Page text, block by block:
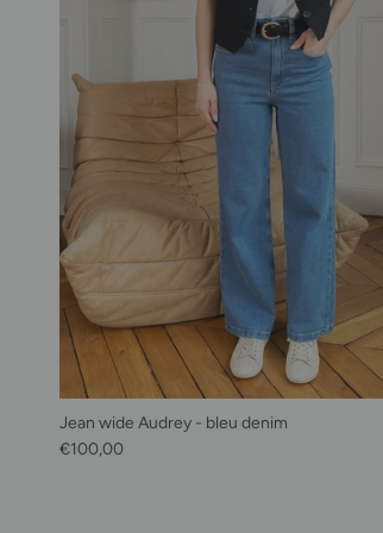
Jean wide Audrey - bleu denim
Prix habituel
€100,00